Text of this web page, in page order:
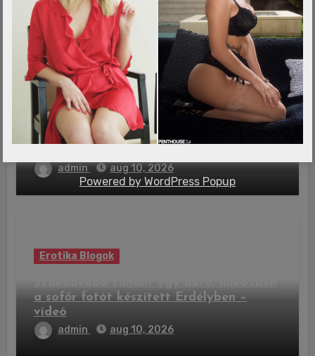
admin aug 10, 2026
Erotika Blogok
Miért nem akadálymentesített az
admin aug 10, 2026
Erotika Blogok
a sofőr fotót készített Erdélyben –
videó
admin aug 10, 2026
Powered by WordPress Popup